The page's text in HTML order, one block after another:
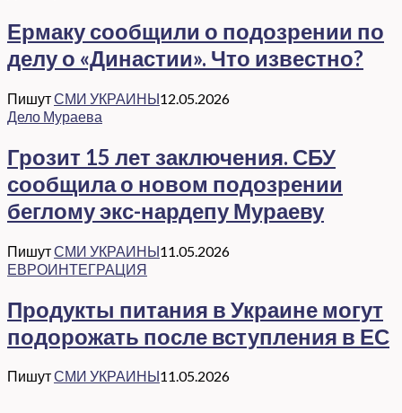
Ермаку сообщили о подозрении по
делу о «Династии». Что известно?
ПишутСМИ УКРАИНЫ12.05.2026
Дело Мураева
Грозит 15 лет заключения. СБУ
сообщила о новом подозрении
беглому экс-нардепу Мураеву
ПишутСМИ УКРАИНЫ11.05.2026
ЕВРОИНТЕГРАЦИЯ
Продукты питания в Украине могут
подорожать после вступления в ЕС
ПишутСМИ УКРАИНЫ11.05.2026